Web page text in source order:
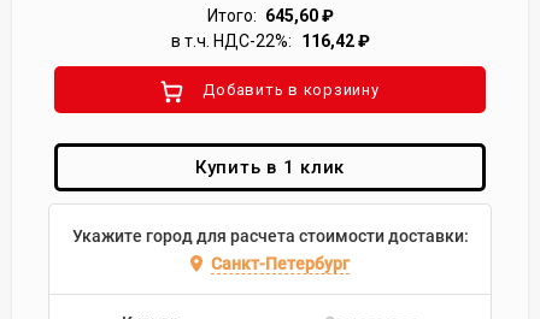
Итого: 645,60₽
в т.ч. НДС-22%:
116,42₽
Добавить в корзиину
Купить в 1 клик
Укажите город для расчета стоимости доставки:
Санкт-Петербург